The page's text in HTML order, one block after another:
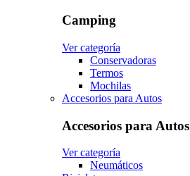
Camping
Ver categoría
Conservadoras
Termos
Mochilas
Accesorios para Autos
Accesorios para Autos
Ver categoría
Neumáticos